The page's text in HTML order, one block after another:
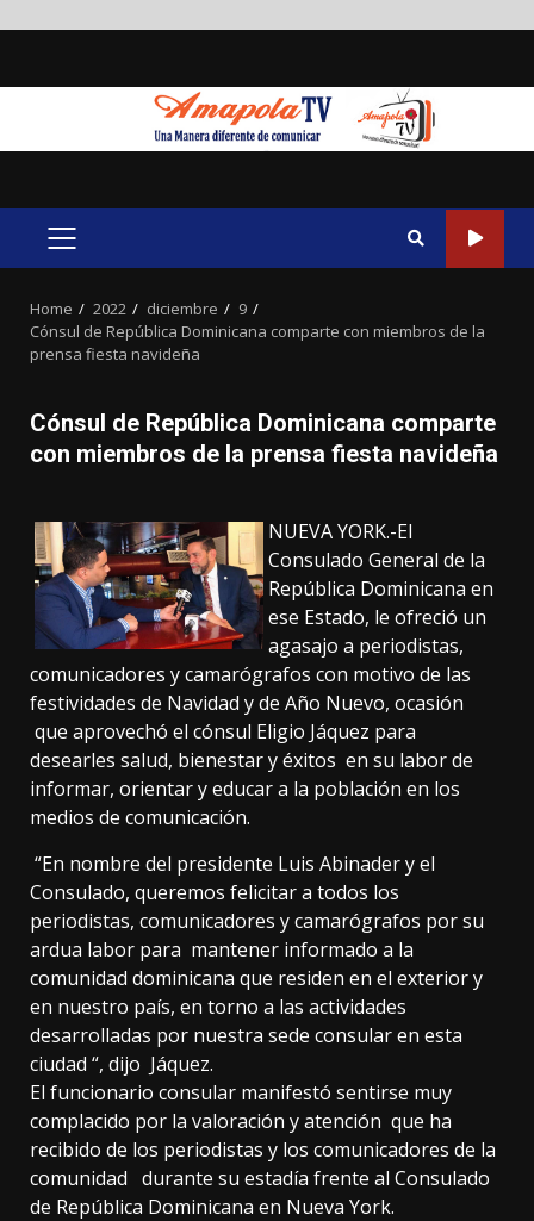
PRIMARY
Home 2022 diciembre
9
Cónsul de República Dominicana comparte con miembros de la
prensa fiesta navideña
Cónsul de República Dominicana comparte
con miembros de la prensa fiesta navideña
NUEVA YORK.-El
Consulado General de la
República Dominicana en
ese Estado, le ofreció un
agasajo a periodistas,
comunicadores y camarógrafos con motivo de las
festividades de Navidad y de Año Nuevo, ocasión
que aprovechó el cónsul Eligio Jáquez para
desearles salud, bienestar y éxitos en su labor de
informar, orientar y educar a la población en los
medios de comunicación.
“En nombre del presidente Luis Abinader y el
Consulado, queremos felicitar a todos los
periodistas, comunicadores y camarógrafos por su
ardua labor para mantener informado a la
comunidad dominicana que residen en el exterior y
en nuestro país, en torno a las actividades
desarrolladas por nuestra sede consular en esta
ciudad “, dijo Jáquez.
El funcionario consular manifestó sentirse muy
complacido por la valoración y atención que ha
recibido de los periodistas y los comunicadores de la
comunidad durante su estadía frente al Consulado
de República Dominicana en Nueva York.